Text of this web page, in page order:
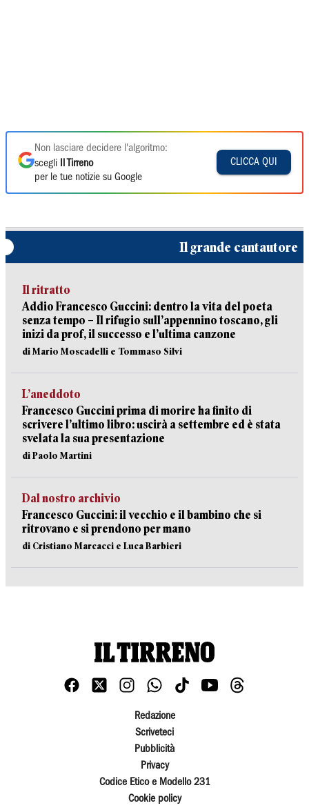
Non lasciare decidere l'algoritmo:
scegli
Il Tirreno
per le tue notizie su Google
CLICCA QUI
Il grande cantautore
Il ritratto
Addio Francesco Guccini: dentro la vita del poeta
senza tempo – Il rifugio sull’appennino toscano, gli
inizi da prof, il successo e l’ultima canzone
di Mario Moscadelli e Tommaso Silvi
L’aneddoto
Francesco Guccini prima di morire ha finito di
scrivere l’ultimo libro: uscirà a settembre ed è stata
svelata la sua presentazione
di Paolo Martini
Dal nostro archivio
Francesco Guccini: il vecchio e il bambino che si
ritrovano e si prendono per mano
di Cristiano Marcacci e Luca Barbieri
Redazione
Scriveteci
Pubblicità
Privacy
Codice Etico e Modello 231
Cookie policy